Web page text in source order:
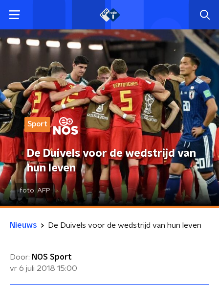
Sport
De Duivels voor de wedstrijd van
hun leven
foto: AFP
Nieuws De Duivels voor de wedstrijd van hun leven
Door: NOS Sport
vr 6 juli 2018 15:00